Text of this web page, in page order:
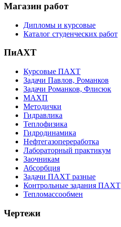
Магазин работ
Дипломы и курсовые
Каталог студенческих работ
ПиАХТ
Курсовые ПАХТ
Задачи Павлов, Романков
Задачи Романков, Флисюк
МАХП
Методички
Гидравлика
Теплофизика
Гидродинамика
Нефтегазопереработка
Лабораторный практикум
Заочникам
Абсорбция
Задачи ПАХТ разные
Контрольные задания ПАХТ
Тепломассообмен
Чертежи